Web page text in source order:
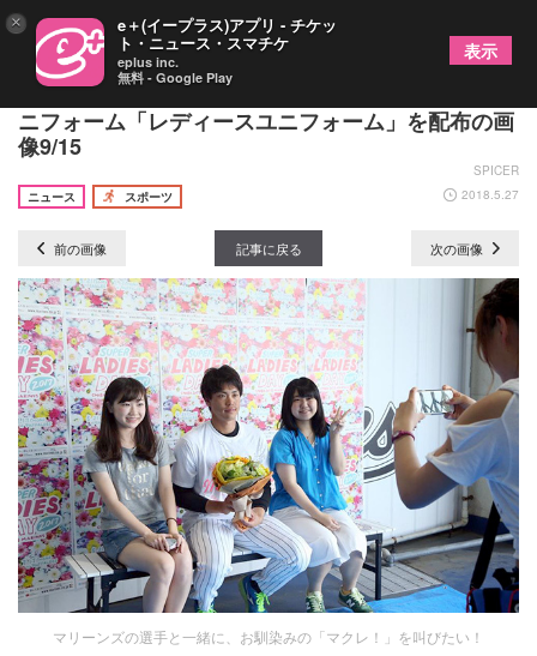
ZOZOマリンがピンクに染まる!? nano･universeユ
ニフォーム「レディースユニフォーム」を配布の画
像9/15
SPICER
ニュース
スポーツ 2018.5.27
前の画像 記事に戻る 次の画像
マリーンズの選手と一緒に、お馴染みの「マクレ！」を叫びたい！
× e＋(イープラス)アプリ - チケッ
ト・ニュース・スマチケ
eplus inc.
無料 - Google Play
表示